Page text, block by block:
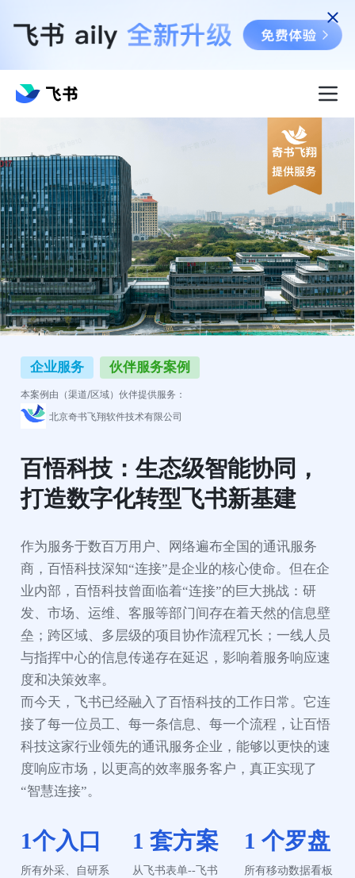
企业服务 伙伴服务案例
本案例由（渠道/区域）伙伴提供服务：
北京奇书飞翔软件技术有限公司
百悟科技：生态级智能协同，
打造数字化转型飞书新基建
作为服务于数百万用户、网络遍布全国的通讯服务
商，百悟科技深知“连接”是企业的核心使命。但在企
业内部，百悟科技曾面临着“连接”的巨大挑战：研
发、市场、运维、客服等部门间存在着天然的信息壁
垒；跨区域、多层级的项目协作流程冗长；一线人员
与指挥中心的信息传递存在延迟，影响着服务响应速
度和决策效率。
而今天，飞书已经融入了百悟科技的工作日常。它连
接了每一位员工、每一条信息、每一个流程，让百悟
科技这家行业领先的通讯服务企业，能够以更快的速
度响应市场，以更高的效率服务客户，真正实现了
“智慧连接”。
1个入口
所有外采、自研系
1 套方案
从飞书表单--飞书
1 个罗盘
所有移动数据看板